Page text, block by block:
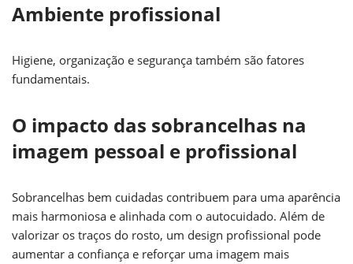
Ambiente profissional
Higiene, organização e segurança também são fatores
fundamentais.
O impacto das sobrancelhas na
imagem pessoal e profissional
Sobrancelhas bem cuidadas contribuem para uma aparência
mais harmoniosa e alinhada com o autocuidado. Além de
valorizar os traços do rosto, um design profissional pode
aumentar a confiança e reforçar uma imagem mais